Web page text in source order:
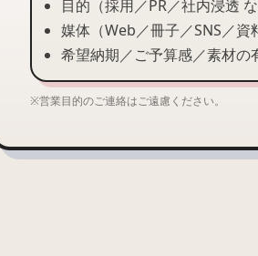
目的（採用／PR／社内浸透 な
媒体（Web／冊子／SNS／資
希望納期／ご予算感／素材の
※営業目的のご連絡はご遠慮ください。